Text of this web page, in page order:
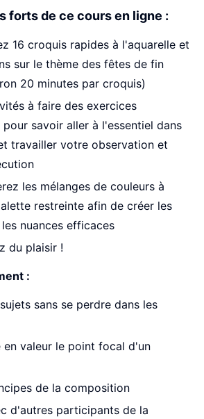
forts de ce cours en ligne :
16 croquis rapides à l'aquarelle et
sur le thème des fêtes de fin
20 minutes par croquis)
à faire des exercices
savoir aller à l'essentiel dans
travailler votre observation et
les mélanges de couleurs à
restreinte afin de créer les
nuances efficaces
du plaisir !
:
sans se perdre dans les
en valeur le point focal d'un
de la composition
d'autres participants de la